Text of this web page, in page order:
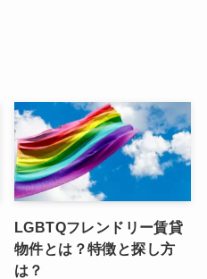
LGBTQフレンドリー賃貸
物件とは？特徴と探し方
は？